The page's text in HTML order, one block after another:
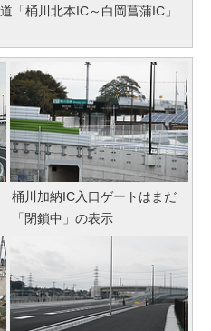
「桶川北本IC～白岡菖蒲IC」
桶川加納IC入口ゲートはまだ
「閉鎖中」の表示